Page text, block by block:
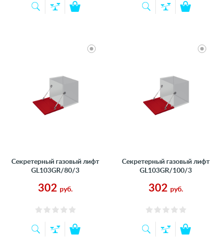
Секретерный газовый лифт
GL103GR/80/3
302 руб.
Секретерный газовый лифт
GL103GR/100/3
302 руб.